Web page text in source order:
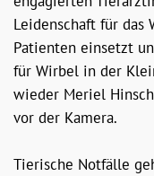
Leidenschaft für das
Patienten einsetzt
für Wirbel in der
wieder Meriel
vor der Kamera.
Tierische Notfälle